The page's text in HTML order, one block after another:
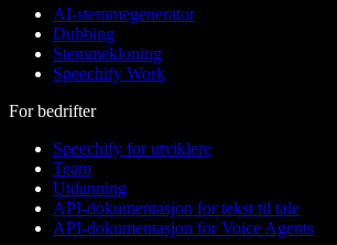
AI-stemmegenerator
Dubbing
Stemmekloning
Speechify Work
For bedrifter
Speechify for utviklere
Team
Utdanning
API-dokumentasjon for tekst til tale
API-dokumentasjon for Voice Agents